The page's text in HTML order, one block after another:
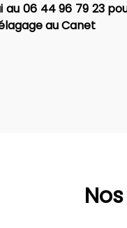
au 06 44 96 79 23
au Canet